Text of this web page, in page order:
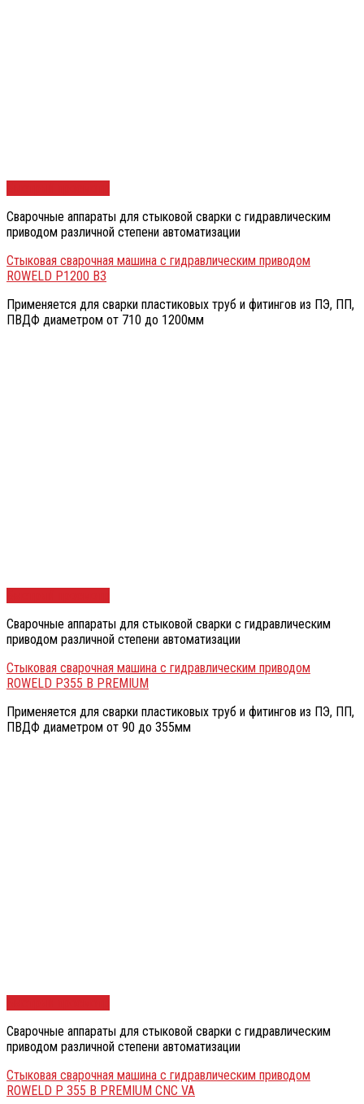
Сварочные аппараты для стыковой сварки с гидравлическим
приводом различной степени автоматизации
Стыковая сварочная машина с гидравлическим приводом
ROWELD P1200 B3
Применяется для сварки пластиковых труб и фитингов из ПЭ, ПП,
ПВДФ диаметром от 710 до 1200мм
Сварочные аппараты для стыковой сварки с гидравлическим
приводом различной степени автоматизации
Стыковая сварочная машина с гидравлическим приводом
ROWELD Р355 В PREMIUM
Применяется для сварки пластиковых труб и фитингов из ПЭ, ПП,
ПВДФ диаметром от 90 до 355мм
Сварочные аппараты для стыковой сварки с гидравлическим
приводом различной степени автоматизации
Стыковая сварочная машина с гидравлическим приводом
ROWELD P 355 B PREMIUM CNC VA